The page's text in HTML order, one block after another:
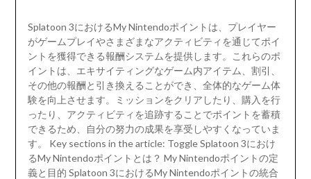
Splatoon 3におけるMy Nintendoポイントは、プレイヤー
がゲームプレイやさまざまなアクティビティを通じてポイ
ントを獲得できる報酬システムを提供します。これらのポ
イントは、エキサイティングなゲーム内アイテム、割引、
その他の報酬と引き換えることができ、全体的なゲーム体
験を向上させます。ミッションをクリアしたり、購入を行
ったり、アクティビティを追跡することでポイントを蓄積
できるため、自分の努力の成果を享受しやすくなっていま
す。 Key sections in the article: Toggle Splatoon 3におけ
るMy Nintendoポイントとは？ My Nintendoポイントの定
義と目的 Splatoon 3におけるMy Nintendoポイントの統合